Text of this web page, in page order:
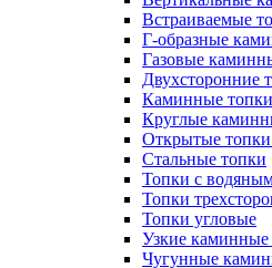
Встраиваемые
Г-образные
Газовые
Двухсторонние
Каминные
Круглые
Открытые
Стальные топки
Топки с
Топки
Топки угловые
Узкие каминные
Чугунные